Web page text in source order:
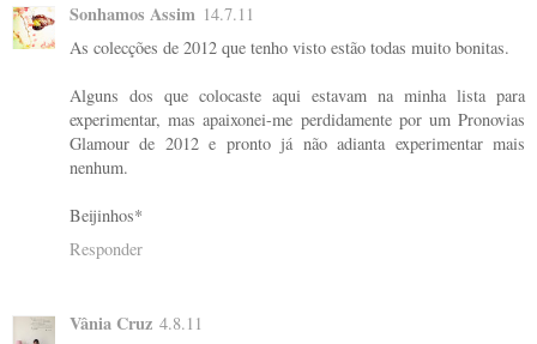
Sonhamos Assim 14.7.11
As colecções de 2012 que tenho visto estão todas muito bonitas.
Alguns dos que colocaste aqui estavam na minha lista para
experimentar, mas apaixonei-me perdidamente por um Pronovias
Glamour de 2012 e pronto já não adianta experimentar mais
nenhum.
Beijinhos*
Responder
Vânia Cruz 4.8.11